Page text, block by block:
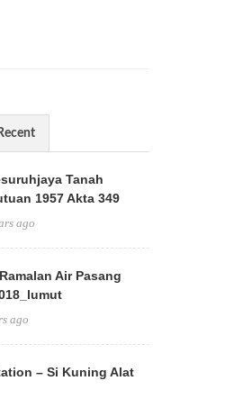
Recent
Tanah
1957 Akta 349
ago
Air Pasang
ago
– Si Kuning Alat